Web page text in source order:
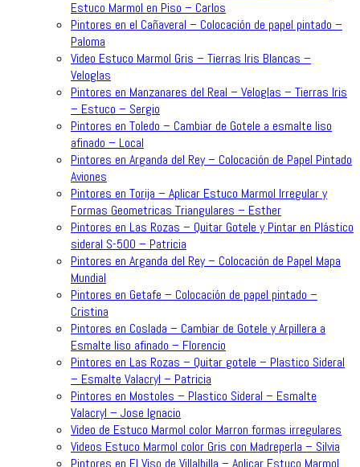
Estuco Marmol en Piso – Carlos
Pintores en el Cañaveral – Colocación de papel pintado –
Paloma
Video Estuco Marmol Gris – Tierras Iris Blancas –
Veloglas
Pintores en Manzanares del Real – Veloglas – Tierras Iris
– Estuco – Sergio
Pintores en Toledo – Cambiar de Gotele a esmalte liso
afinado – Local
Pintores en Arganda del Rey – Colocación de Papel Pintado
Aviones
Pintores en Torija – Aplicar Estuco Marmol Irregular y
Formas Geometricas Triangulares – Esther
Pintores en Las Rozas – Quitar Gotele y Pintar en Plástico
sideral S-500 – Patricia
Pintores en Arganda del Rey – Colocación de Papel Mapa
Mundial
Pintores en Getafe – Colocación de papel pintado –
Cristina
Pintores en Coslada – Cambiar de Gotele y Arpillera a
Esmalte liso afinado – Florencio
Pintores en Las Rozas – Quitar gotele – Plastico Sideral
– Esmalte Valacryl – Patricia
Pintores en Mostoles – Plastico Sideral – Esmalte
Valacryl – Jose Ignacio
Video de Estuco Marmol color Marron formas irregulares
Videos Estuco Marmol color Gris con Madreperla – Silvia
Pintores en El Viso de Villalbilla – Aplicar Estuco Marmol